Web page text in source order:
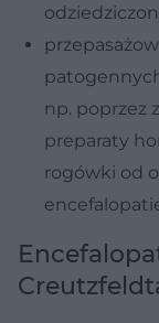
np. poprzez
preparaty
rogówki od